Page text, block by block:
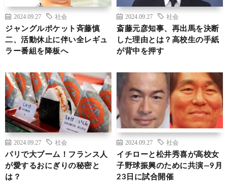
2024.09.27 社会
ジャングルポケット斉藤慎
二、活動休止に伴い全レギュ
ラー番組を降板へ
2024.09.27 社会
斎藤元彦知事、再出馬を決断
した理由とは？高校生の手紙
が背中を押す
2024.09.27 社会
パリで大ブーム！フランス人
が愛するおにぎりの秘密と
は？
2024.09.27 社会
イチローと松井秀喜が高校女
子野球振興のために共演―9月
23日に試合開催